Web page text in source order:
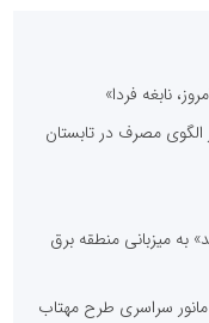
نابغه فردا»
مصرف در تابستان
به میزبانی منطقه برق
مانور سراسری طرح مهتاب